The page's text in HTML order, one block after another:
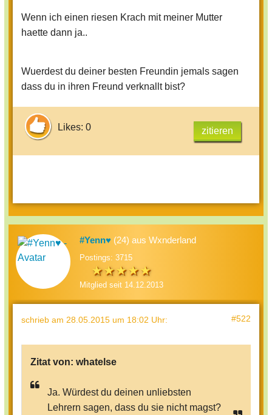
Wenn ich einen riesen Krach mit meiner Mutter
haette dann ja..
Wuerdest du deiner besten Freundin jemals sagen
dass du in ihren Freund verknallt bist?
Likes: 0 zitieren
#Yenn♥ (24) aus Wxnderland
Postings: 3715
Mitglied seit 14.12.2013
schrieb am 28.05.2015 um 18:02 Uhr: #522
Zitat von: whatelse
Ja. Würdest du deinen unliebsten
Lehrern sagen, dass du sie nicht magst?